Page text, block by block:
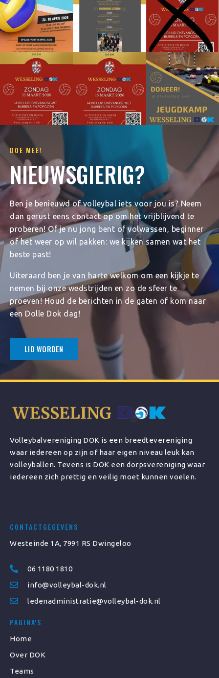
DOE MEE!
NIEUWSGIERIG?
Ben je benieuwd of volleybal iets voor jou is? Neem
dan gerust eens contact op om het vrijblijvend te
proberen! Of je nu jong bent of volwassen, beginner
of het weer op wil pakken: we kijken samen wat het
beste past!
Uiteraard ben je van harte welkom om een kijkje te
nemen bij onze wedstrijden en zo de sfeer te
proeven! Houd de berichten in de gaten of kom naar
een Dolle Dok dag!
LID WORDEN
Volleybalvereniging DOK is een breedtevereniging
waar iedereen op zijn of haar eigen niveau leuk kan
volleyballen. Tevens is DOK een dorpsvereniging waar
iedereen zich prettig en veilig moet kunnen voelen.
CONTACTGEGEVENS
Westeinde 1A, 7991 RS Dwingeloo
06 1180 1810
info@volleybal-dok.nl
ledenadministratie@volleybal-dok.nl
PAGINA'S
Home
Over DOK
Teams